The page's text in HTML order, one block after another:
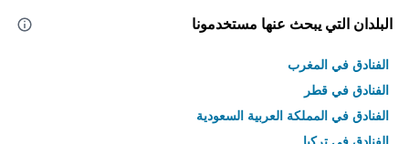
البلدان التي يبحث عنها مستخدمونا
الفنادق في المغرب
الفنادق في قطر
الفنادق في المملكة العربية السعودية
الفنادق في تركيا